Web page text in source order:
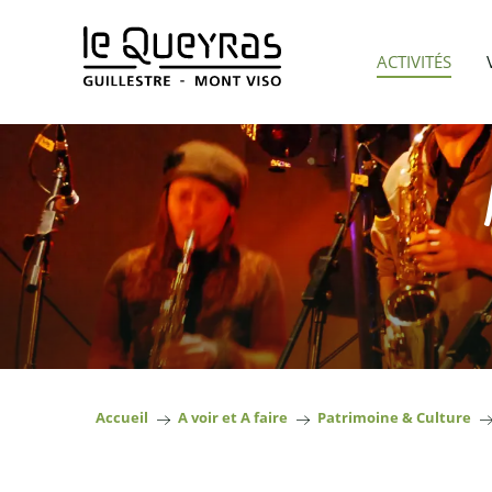
ACTIVITÉS
Accueil A voir et A faire Patrimoine & Culture